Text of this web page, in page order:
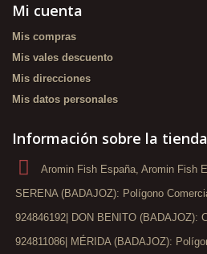
Mi cuenta
Mis compras
Mis vales descuento
Mis direcciones
Mis datos personales
Información sobre la tienda
Aromin Fish España, Aromin Fish
SERENA (BADAJOZ): Polígono
924846192| DON BENITO (BADAJOZ):
924811086| MÉRIDA (BADAJOZ):